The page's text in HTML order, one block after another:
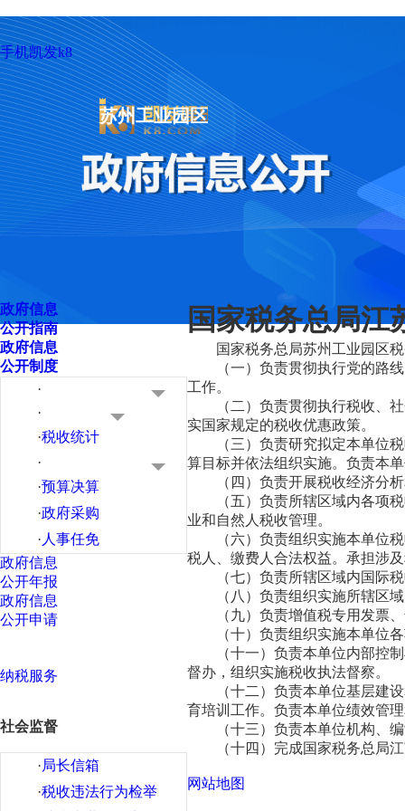
手机凯发k8
苏州工业园区
政府信息
公开指南
政府信息
公开制度
·
·
·税收统计
·
·预算决算
·政府采购
· 人事任免
政府信息
公开年报
政府信息
公开申请
纳税服务
社会监督
·局长信箱
·税收违法行为检举
国家税务总局江
国家税务总局苏州工业园区
（一）负责贯彻执行党的路
工作。
（二）负责贯彻执行税收、
实国家规定的税收优惠政策。
（三）负责研究拟定本单位
算目标并依法组织实施。负责本
（四）负责开展税收经济分
（五）负责所辖区域内各项
业和自然人税收管理。
（六）负责组织实施本单位
税人、缴费人合法权益。承担涉
（七）负责所辖区域内国际
（八）负责组织实施所辖区
（九）负责增值税专用发票
（十）负责组织实施本单位
（十一）负责本单位内部控
督办，组织实施税收执法督察。
（十二）负责本单位基层建
育培训工作。负责本单位绩效管
（十三）负责本单位机构、
（十四）完成国家税务总局
网站地图